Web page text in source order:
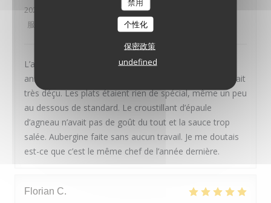
个性化
保密政策
undefined
2026-07-30
服务
/5 质价比
L’année dernière en Avril on était la pour mon
anniversaire. Tout était parfait. Mais cette fois ci on était
très déçu. Les plats étaient rien de spécial, même un peu
au dessous de standard. Le croustillant d’épaule
d’agneau n’avait pas de goût du tout et la sauce trop
salée. Aubergine faite sans aucun travail. Je me doutais
est-ce que c’est le même chef de l’année dernière.
Florian C